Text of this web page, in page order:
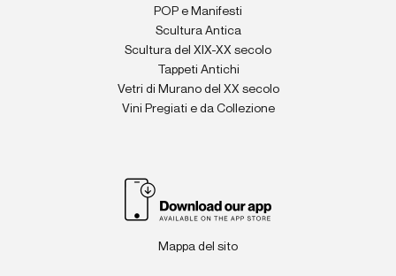
POP e Manifesti
Scultura Antica
Scultura del XIX-XX secolo
Tappeti Antichi
Vetri di Murano del XX secolo
Vini Pregiati e da Collezione
Mappa del sito